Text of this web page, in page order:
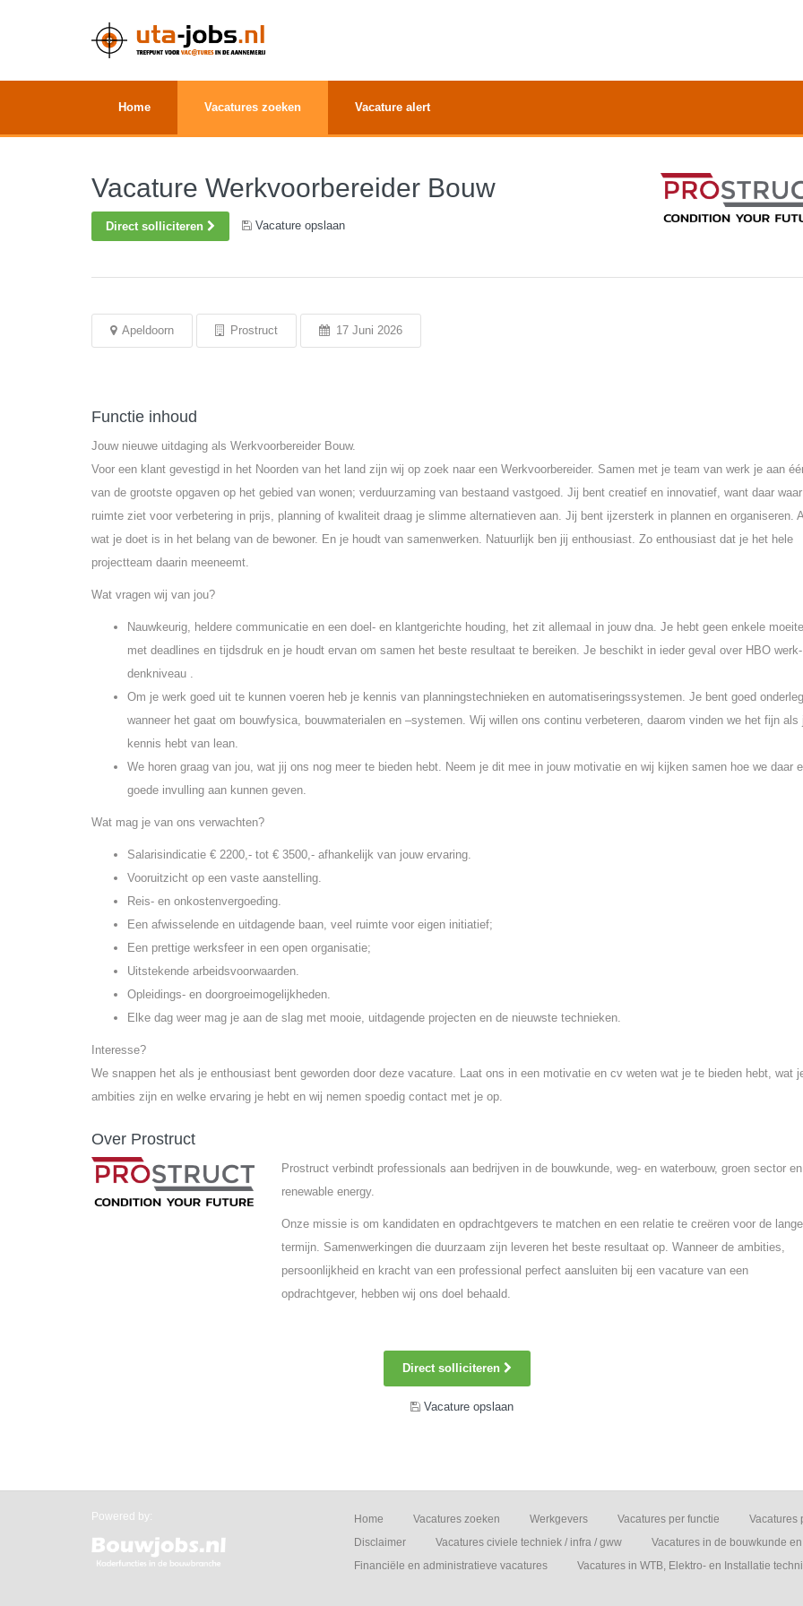
Home Vacatures zoeken Vacature alert
Vacature Werkvoorbereider Bouw
Direct solliciteren Vacature opslaan
Apeldoorn Prostruct 17 Juni 2026
Functie inhoud
Jouw nieuwe uitdaging als Werkvoorbereider Bouw.
Voor een klant gevestigd in het Noorden van het land zijn wij op zoek naar een Werkvoorbereider. Samen met je team van werk je aan
van de grootste opgaven op het gebied van wonen; verduurzaming van bestaand vastgoed. Jij bent creatief en innovatief, want daar
ruimte ziet voor verbetering in prijs, planning of kwaliteit draag je slimme alternatieven aan. Jij bent ijzersterk in plannen en organiseren.
wat je doet is in het belang van de bewoner. En je houdt van samenwerken. Natuurlijk ben jij enthousiast. Zo enthousiast dat je het hele
projectteam daarin meeneemt.
Wat vragen wij van jou?
Nauwkeurig, heldere communicatie en een doel- en klantgerichte houding, het zit allemaal in jouw dna. Je hebt geen enkele moeite
met deadlines en tijdsdruk en je houdt ervan om samen het beste resultaat te bereiken. Je beschikt in ieder geval over HBO
denkniveau .
Om je werk goed uit te kunnen voeren heb je kennis van planningstechnieken en automatiseringssystemen. Je bent goed
wanneer het gaat om bouwfysica, bouwmaterialen en –systemen. Wij willen ons continu verbeteren, daarom vinden we het fijn als
kennis hebt van lean.
We horen graag van jou, wat jij ons nog meer te bieden hebt. Neem je dit mee in jouw motivatie en wij kijken samen hoe we daar
goede invulling aan kunnen geven.
Wat mag je van ons verwachten?
Salarisindicatie € 2200,- tot € 3500,- afhankelijk van jouw ervaring.
Vooruitzicht op een vaste aanstelling.
Reis- en onkostenvergoeding.
Een afwisselende en uitdagende baan, veel ruimte voor eigen initiatief;
Een prettige werksfeer in een open organisatie;
Uitstekende arbeidsvoorwaarden.
Opleidings- en doorgroeimogelijkheden.
Elke dag weer mag je aan de slag met mooie, uitdagende projecten en de nieuwste technieken.
Interesse?
We snappen het als je enthousiast bent geworden door deze vacature. Laat ons in een motivatie en cv weten wat je te bieden hebt, wat
ambities zijn en welke ervaring je hebt en wij nemen spoedig contact met je op.
Over Prostruct
Prostruct verbindt professionals aan bedrijven in de bouwkunde, weg- en waterbouw, groen sector en
renewable energy.
Onze missie is om kandidaten en opdrachtgevers te matchen en een relatie te creëren voor de lange
termijn. Samenwerkingen die duurzaam zijn leveren het beste resultaat op. Wanneer de ambities,
persoonlijkheid en kracht van een professional perfect aansluiten bij een vacature van een
opdrachtgever, hebben wij ons doel behaald.
Direct solliciteren
Vacature opslaan
Powered by: Home Vacatures zoeken Werkgevers Vacatures per functie
Vacatures
Disclaimer
Vacatures civiele techniek / infra / gww
Vacatures in de bouwkunde
Financiële en administratieve vacatures
Vacatures in WTB, Elektro- en Installatie